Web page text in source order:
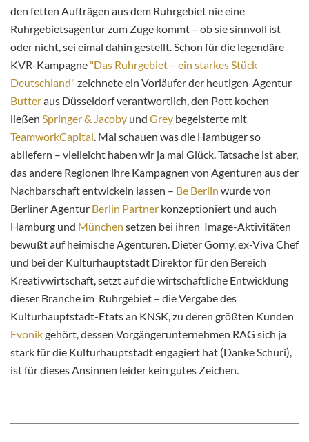
den fetten Aufträgen aus dem Ruhrgebiet nie eine
Ruhrgebietsagentur zum Zuge kommt – ob sie sinnvoll ist
oder nicht, sei eimal dahin gestellt. Schon für die legendäre
KVR-Kampagne "Das Ruhrgebiet – ein starkes Stück
Deutschland"zeichnete ein Vorläufer der heutigen Agentur
Butteraus Düsseldorf verantwortlich, den Pott kochen
ließen Springer & Jacoby und Grey begeisterte mit
TeamworkCapital . Mal schauen was die Hambuger so
abliefern – vielleicht haben wir ja mal Glück. Tatsache ist aber,
das andere Regionen ihre Kampagnen von Agenturen aus der
Nachbarschaft entwickeln lassen – Be Berlin wurde von
Berliner Agentur Berlin Partner konzeptioniert und auch
Hamburg und München setzen bei ihren Image-Aktivitäten
bewußt auf heimische Agenturen. Dieter Gorny, ex-Viva Chef
und bei der Kulturhauptstadt Direktor für den Bereich
Kreativwirtschaft, setzt auf die wirtschaftliche Entwicklung
dieser Branche im Ruhrgebiet – die Vergabe des
Kulturhauptstadt-Etats an KNSK, zu deren größten Kunden
Evonikgehört, dessen Vorgängerunternehmen RAG sich ja
stark für die Kulturhauptstadt engagiert hat (Danke Schuri),
ist für dieses Ansinnen leider kein gutes Zeichen.